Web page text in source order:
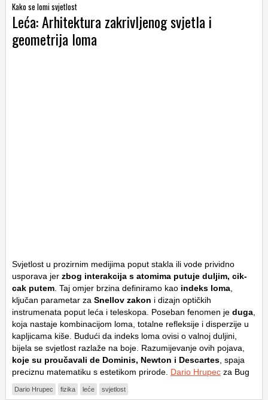
Kako se lomi svjetlost
Leća: Arhitektura zakrivljenog svjetla i
geometrija loma
Svjetlost u prozirnim medijima poput stakla ili vode prividno
usporava jer zbog interakcija s atomima putuje duljim, cik-
cak putem. Taj omjer brzina definiramo kao indeks loma,
ključan parametar za Snellov zakon i dizajn optičkih
instrumenata poput leća i teleskopa. Poseban fenomen je duga,
koja nastaje kombinacijom loma, totalne refleksije i disperzije u
kapljicama kiše. Budući da indeks loma ovisi o valnoj duljini,
bijela se svjetlost razlaže na boje. Razumijevanje ovih pojava,
koje su proučavali de Dominis, Newton i Descartes, spaja
preciznu matematiku s estetikom prirode. Dario Hrupec za Bug
Dario Hrupec fizika leće svjetlost